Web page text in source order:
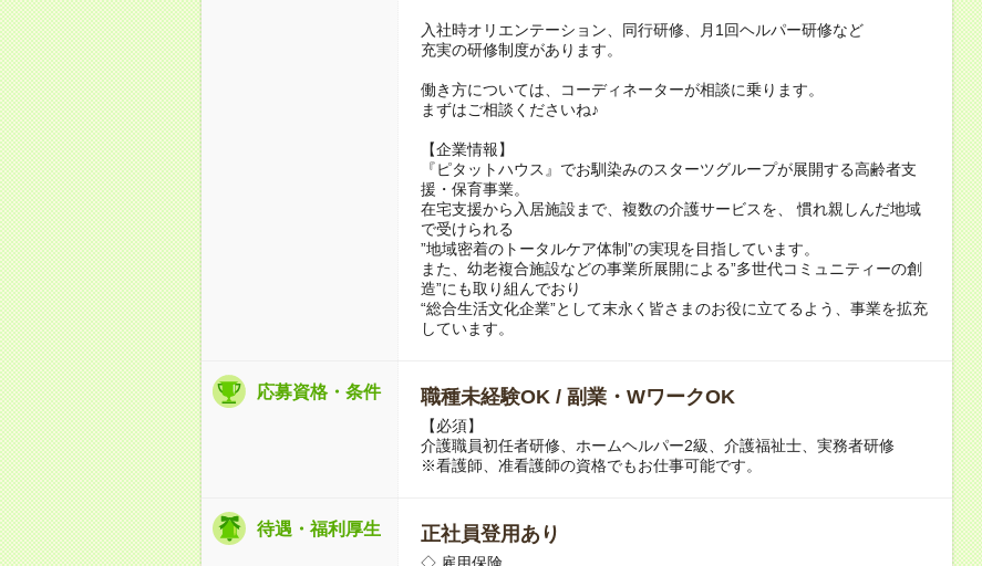
入社時オリエンテーション、同行研修、月1回ヘルパー研修など
充実の研修制度があります。
働き方については、コーディネーターが相談に乗ります。
まずはご相談くださいね♪
【企業情報】
『ピタットハウス』でお馴染みのスターツグループが展開する高齢者支
援・保育事業。
在宅支援から入居施設まで、複数の介護サービスを、 慣れ親しんだ地域
で受けられる
”地域密着のトータルケア体制”の実現を目指しています。
また、幼老複合施設などの事業所展開による”多世代コミュニティーの創
造”にも取り組んでおり
“総合生活文化企業”として末永く皆さまのお役に立てるよう、事業を拡充
しています。
応募資格・条件 職種未経験OK / 副業・WワークOK
【必須】
介護職員初任者研修、ホームヘルパー2級、介護福祉士、実務者研修
※看護師、准看護師の資格でもお仕事可能です。
待遇・福利厚生 正社員登用あり
◇ 雇用保険